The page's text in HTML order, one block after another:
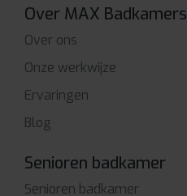
Over MAX Badkamers
Over ons
Onze werkwijze
Ervaringen
Blog
Senioren badkamer
Senioren badkamer